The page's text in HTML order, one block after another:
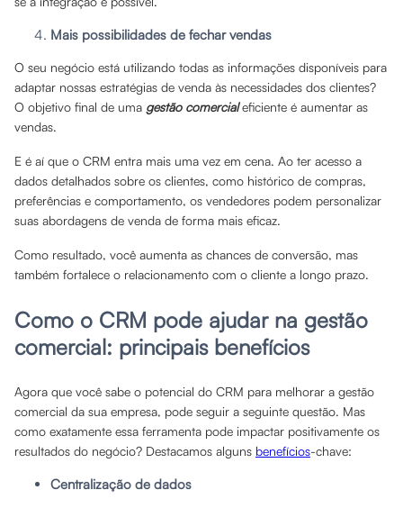
Mais possibilidades de fechar vendas
O seu negócio está utilizando todas as informações disponíveis para
adaptar nossas estratégias de venda às necessidades dos clientes?
O objetivo final de uma gestão comercialeficiente é aumentar as
vendas.
E é aí que o CRM entra mais uma vez em cena. Ao ter acesso a
dados detalhados sobre os clientes, como histórico de compras,
preferências e comportamento, os vendedores podem personalizar
suas abordagens de venda de forma mais eficaz.
Como resultado, você aumenta as chances de conversão, mas
também fortalece o relacionamento com o cliente a longo prazo.
Como o CRM pode ajudar na gestão
comercial: principais benefícios
Agora que você sabe o potencial do CRM para melhorar a gestão
comercial da sua empresa, pode seguir a seguinte questão. Mas
como exatamente essa ferramenta pode impactar positivamente os
resultados do negócio? Destacamos alguns benefícios-chave:
Centralização de dados